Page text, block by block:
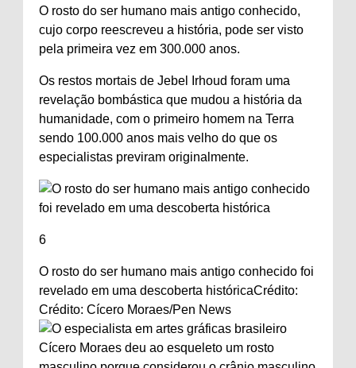
O rosto do ser humano mais antigo conhecido,
cujo corpo reescreveu a história, pode ser visto
pela primeira vez em 300.000 anos.
Os restos mortais de Jebel Irhoud foram uma
revelação bombástica que mudou a história da
humanidade, com o primeiro homem na Terra
sendo 100.000 anos mais velho do que os
especialistas previram originalmente.
6
O rosto do ser humano mais antigo conhecido foi
revelado em uma descoberta históricaCrédito:
Crédito: Cícero Moraes/Pen News